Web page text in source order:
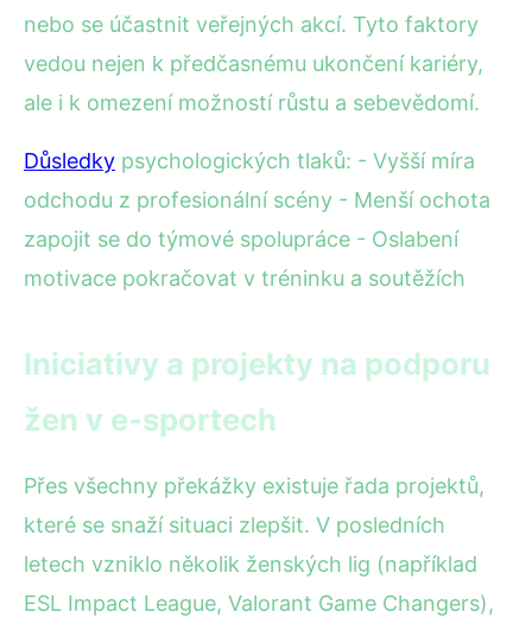
nebo se účastnit veřejných akcí. Tyto faktory
vedou nejen k předčasnému ukončení kariéry,
ale i k omezení možností růstu a sebevědomí.
Důsledky psychologických tlaků: - Vyšší míra
odchodu z profesionální scény - Menší ochota
zapojit se do týmové spolupráce - Oslabení
motivace pokračovat v tréninku a soutěžích
Iniciativy a projekty na podporu
žen v e-sportech
Přes všechny překážky existuje řada projektů,
které se snaží situaci zlepšit. V posledních
letech vzniklo několik ženských lig (například
ESL Impact League, Valorant Game Changers),